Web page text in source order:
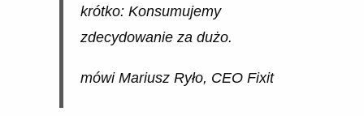
krótko: Konsumujemy
zdecydowanie za dużo.
mówi Mariusz Ryło, CEO Fixit